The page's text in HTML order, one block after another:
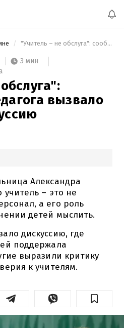
"Учитель – не обслуга": сообщение педагога вызвало горячую дискуссию
3 мин
вызвало
Александра
учитель – это не
а его роль
детей мыслить.
дискуссию, где
поддержала
выразили критику
к учителям.